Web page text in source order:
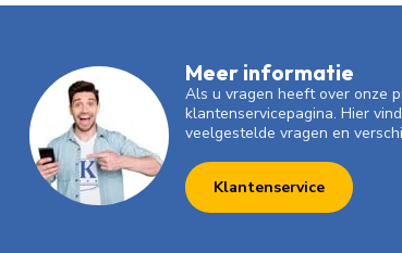
Meer informatie
Als u vragen heeft over onze
klantenservicepagina. Hier
veelgestelde vragen en
Klantenservice